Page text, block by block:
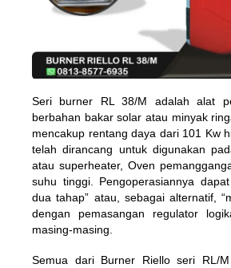
Seri burner RL 38/M adalah alat
berbahan bakar solar atau minyak
mencakup rentang daya dari 101 Kw
telah dirancang untuk digunakan
atau superheater, Oven
suhu tinggi. Pengoperasiannya
dua tahap” atau, sebagai alternatif,
dengan pemasangan regulator
masing-masing.
Semua dari Burner Riello seri RL/M